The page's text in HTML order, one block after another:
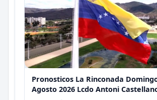
Pronosticos La Rinconada
Agosto 2026 Lcdo Antoni